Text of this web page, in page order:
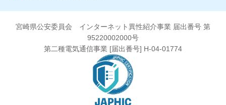
宮崎県公安委員会 インターネット異性紹介事業 届出番号 第
95220002000号
第二種電気通信事業 [届出番号] H-04-01774